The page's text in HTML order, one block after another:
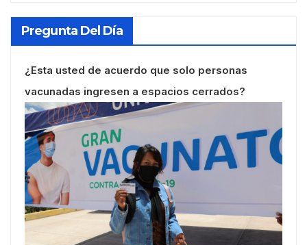
Pregunta Del Día
¿Esta usted de acuerdo que solo personas
vacunadas ingresen a espacios cerrados?